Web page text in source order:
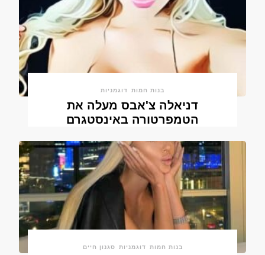
בנות חמות דוגמניות
דניאלה צ'אבס מעלה את
הטמפרטורה באינסטגרם
בנות חמות דוגמניות סגנון חיים